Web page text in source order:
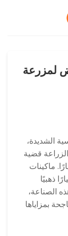
لمزرعة
الشديدة،
قضية
ماكينات
ذهبيًا
الصناعة،
بمزاياها